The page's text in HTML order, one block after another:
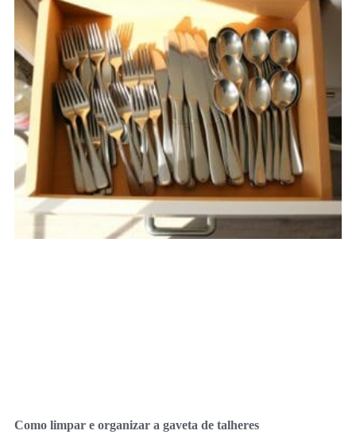
Como limpar e organizar a gaveta de talheres